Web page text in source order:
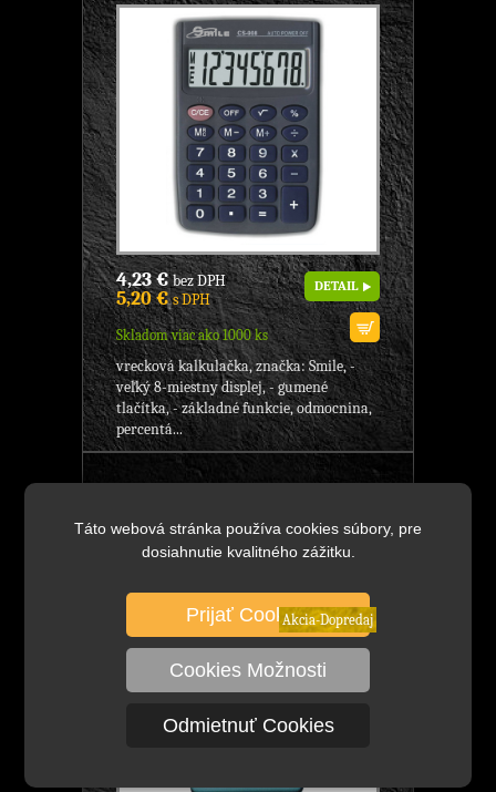
Táto webová stránka používa cookies súbory, pre
dosiahnutie kvalitného zážitku.
Prijať Cookies
Cookies Možnosti
Odmietnuť Cookies
4,23 €bez DPH
5,20 €s DPH
Skladom viac ako 1000 ks
DETAIL
vrecková kalkulačka, značka: Smile, -
veľký 8-miestny displej, - gumené
tlačítka, - základné funkcie, odmocnina,
percentá...
povrch, 8-miestna, KANCELÁRSKE
POTREBY
Akcia-Dopredaj